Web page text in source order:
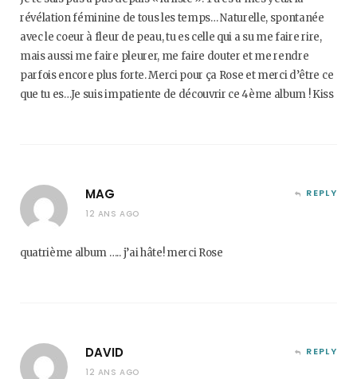
révélation féminine de tous les temps… Naturelle, spontanée
avec le coeur à fleur de peau, tu es celle qui a su me faire rire,
mais aussi me faire pleurer, me faire douter et me rendre
parfois encore plus forte. Merci pour ça Rose et merci d’être ce
que tu es…Je suis impatiente de découvrir ce 4ème album ! Kiss
MAG
12 ANS AGO
REPLY
quatrième album ….. j’ai hâte! merci Rose
DAVID
12 ANS AGO
REPLY